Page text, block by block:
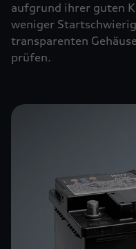
aufgrund ihrer guten
weniger
transparenten
prüfen.